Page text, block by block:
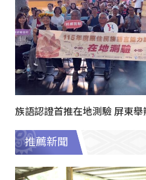
族語認證首推在地測驗 屏東
推薦新聞